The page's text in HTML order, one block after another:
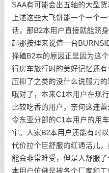
SAA有可能会出五轴的大型
上述这些大飞饼能一个一个
话，那B2本用户直接就能跻
起那按理来说值一台
择磕B2本的原因正是因为这
行房车旅行时的美好记忆还
压抑了之类的没什么说服力的
哦对了，本来C1本用户在现
比较吃香的用户，奈何这连
令东亚分部的C1本用户的用
牢。人家B2本用户还能有时
代价拉个巨舒服的红通活儿
能会非常难受，但是人舒服
本用户仿佛是被各个厂家和